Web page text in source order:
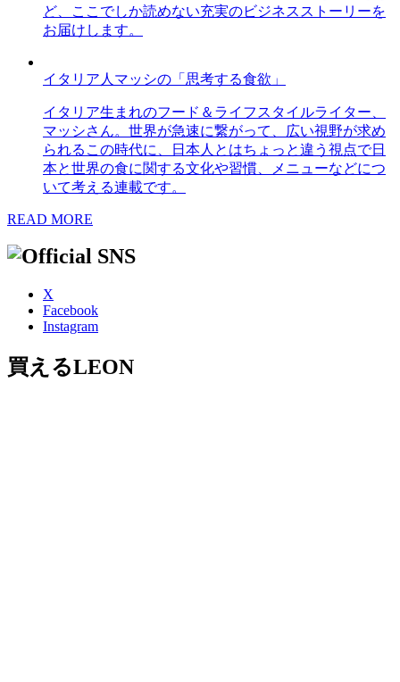
ど、ここでしか読めない充実のビジネスストーリーを
お届けします。
イタリア人マッシの「思考する食欲」
イタリア生まれのフード＆ライフスタイルライター、
マッシさん。世界が急速に繋がって、広い視野が求め
られるこの時代に、日本人とはちょっと違う視点で日
本と世界の食に関する文化や習慣、メニューなどにつ
いて考える連載です。
READ MORE
X
Facebook
Instagram
買えるLEON